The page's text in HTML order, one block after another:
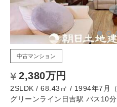
中古マンション
2,380万円
2SLDK / 68.43㎡ / 1994年7月（
グリーンライン日吉駅 バス10